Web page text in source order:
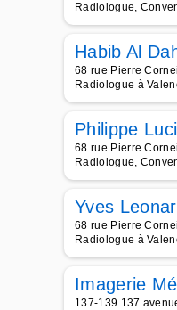
Radiologue,
Habib Al
68 rue Pierre
Radiologue à
Philippe
68 rue Pierre
Radiologue,
Yves
68 rue Pierre
Radiologue à
Imagerie
137-139 137